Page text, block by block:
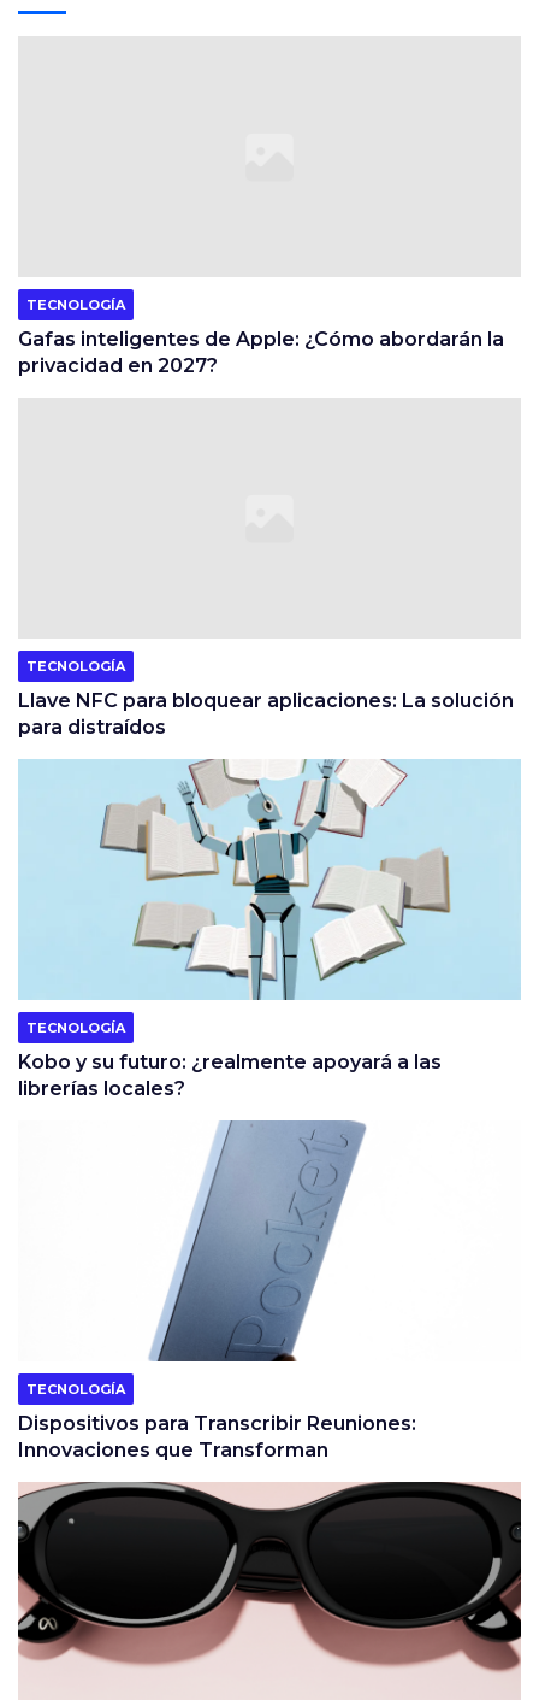
TECNOLOGÍA
Gafas inteligentes de Apple: ¿Cómo abordarán la
privacidad en 2027?
TECNOLOGÍA
Llave NFC para bloquear aplicaciones: La solución
para distraídos
TECNOLOGÍA
Kobo y su futuro: ¿realmente apoyará a las
librerías locales?
TECNOLOGÍA
Dispositivos para Transcribir Reuniones:
Innovaciones que Transforman